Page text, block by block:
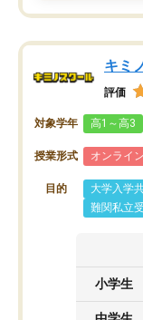
キミ
評価
対象学年 高1～高3
授業形式 オンライ
目的 大学入学
難関私立
小学生